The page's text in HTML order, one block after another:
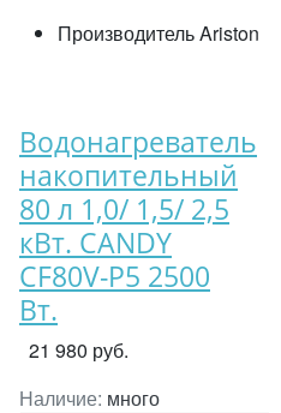
ПроизводительAriston
Водонагреватель
накопительный
80 л 1,0/ 1,5/ 2,5
кВт. CANDY
CF80V-P5 2500
Вт.
21 980 руб.
Наличие: много